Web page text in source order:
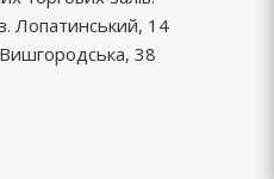
Лопатинський, 14
38